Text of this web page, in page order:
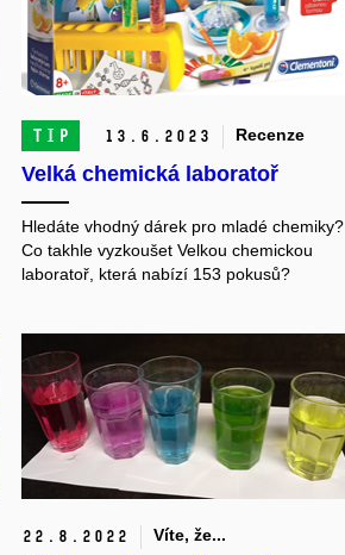
TIP 13. 6. 2023 Recenze
Velká chemická laboratoř
Hledáte vhodný dárek pro mladé chemiky?
Co takhle vyzkoušet Velkou chemickou
laboratoř, která nabízí 153 pokusů?
22. 8. 2022 Víte, že...